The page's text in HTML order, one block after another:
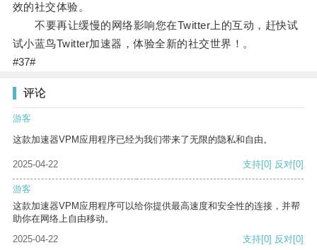
效的社交体验。
不要再让缓慢的网络影响您在Twitter上的互动，赶快试
试小蓝鸟Twitter加速器，体验全新的社交世界！。
#37#
评论
游客
这款加速器VPM应用程序已经为我们带来了无限的隐私和自由。
2025-04-22 支持[0] 反对[0]
游客
这款加速器VPM应用程序可以给你提供最高速度和安全性的连接，并帮
助你在网络上自由移动。
2025-04-22
支持[0] 反对[0]